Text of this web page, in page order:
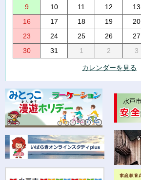
9
10 11 12 13
16
17 18 19 20
23
24 25 26 27
30
31 1 2 3
カレンダーを見る